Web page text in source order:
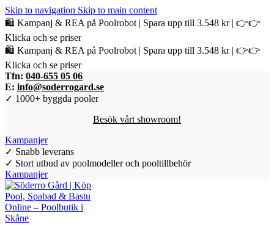
Skip to navigation Skip to main content
🛍️ Kampanj & REA på Poolrobot | Spara upp till 3.548 kr | 👉👉
Klicka och se priser
🛍️ Kampanj & REA på Poolrobot | Spara upp till 3.548 kr | 👉👉
Klicka och se priser
Tfn: 040-655 05 06
E: info@soderrogard.se
✓ 1000+ byggda pooler
Besök vårt showroom!
Kampanjer
✓ Snabb leverans
✓ Stort utbud av poolmodeller och pooltillbehör
Kampanjer